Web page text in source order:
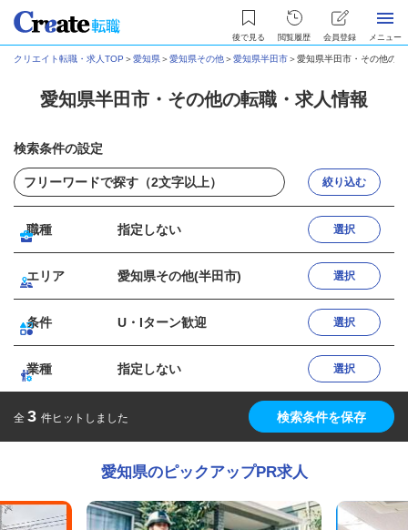
後で見る 閲覧履歴 会員登録 メニュー
クリエイト転職・求人TOP ＞愛知県＞愛知県その他＞愛知県半田市＞愛知県半田市・その他の
愛知県半田市・その他の転職・求人情報
検索条件の設定
絞り込む
職種 指定しない 選択
エリア 愛知県その他(半田市) 選択
条件 U・Iターン歓迎 選択
業種 指定しない 選択
全 3 件ヒットしました 検索条件を保存
愛知県のピックアップPR求人